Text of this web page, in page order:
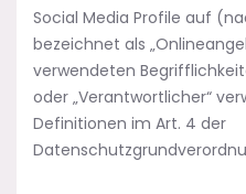
Social Media Profile auf
bezeichnet als
verwendeten
oder „Verantwortlicher“
Definitionen im Art. 4 der